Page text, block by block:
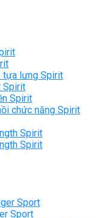
tựa lưng Spirit
Spirit
Spirit
chức năng Spirit
Spirit
Spirit
Sport
Sport